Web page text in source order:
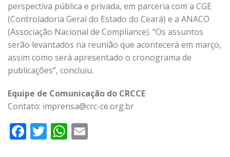
perspectiva pública e privada, em parceria com a CGE
(Controladoria Geral do Estado do Ceará) e a ANACO
(Associação Nacional de Compliance). “Os assuntos
serão levantados na reunião que acontecerá em março,
assim como será apresentado o cronograma de
publicações”, concluiu.
Equipe de Comunicação do CRCCE
Contato: imprensa@crc-ce.org.br
Facebook
TwitterWhatsApp